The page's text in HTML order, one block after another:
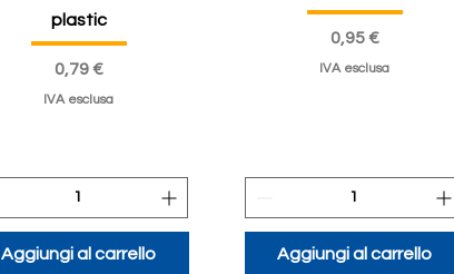
plastic
Prezzo
0,79 €
IVA esclusa
Aggiungi al carrello
Prezzo
0,95 €
IVA esclusa
Aggiungi al carrello